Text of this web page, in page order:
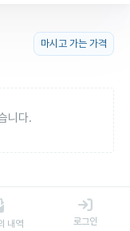
마시고 가는 가격
니다.
내역 로그인